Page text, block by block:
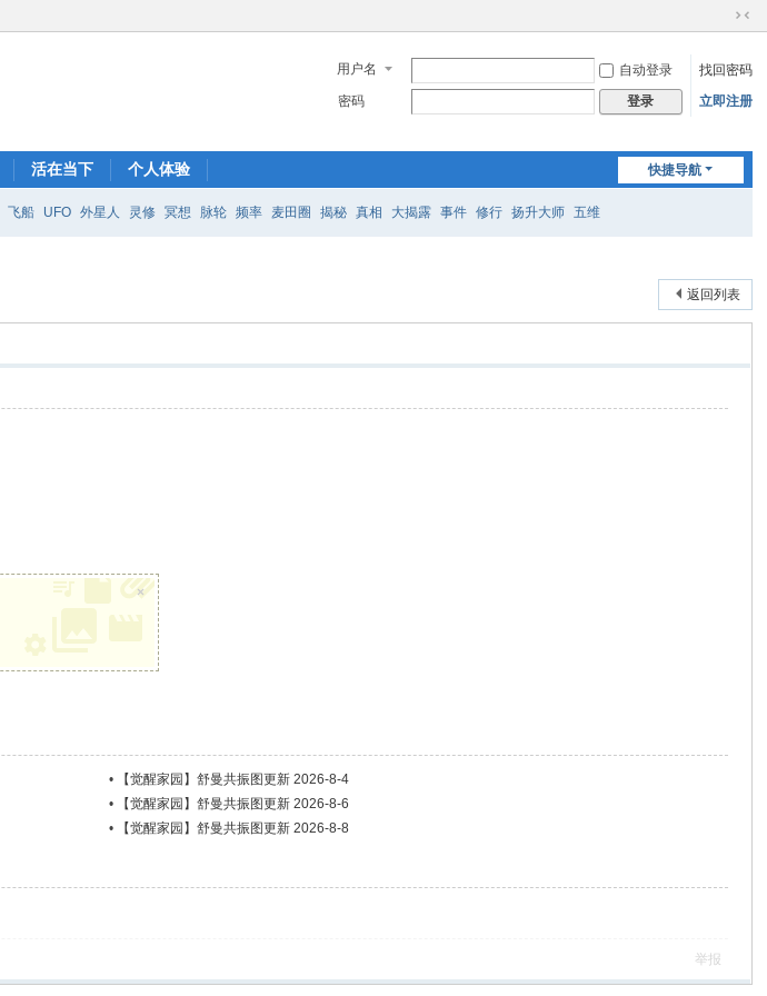
切
到
窄
用户名 自动登录
找回密码
密码
登录 立即注册
快捷导航
活在当下 个人体验
飞船 UFO 外星人 灵修 冥想 脉轮 频率 麦田圈 揭秘 真相 大揭露 事件 修行 扬升大师 五维
返回列表
×
•
【觉醒家园】舒曼共振图更新 2026-8-4
•
【觉醒家园】舒曼共振图更新 2026-8-6
•
【觉醒家园】舒曼共振图更新 2026-8-8
举报